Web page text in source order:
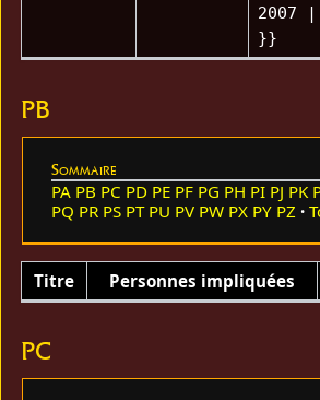
2007
}}
PB
Sommaire
PA PB PC PD PE PF PG PH PI PJ PK
PQ PR PS PT PU PV PW PX PY PZ
Titre Personnes impliquées
PC